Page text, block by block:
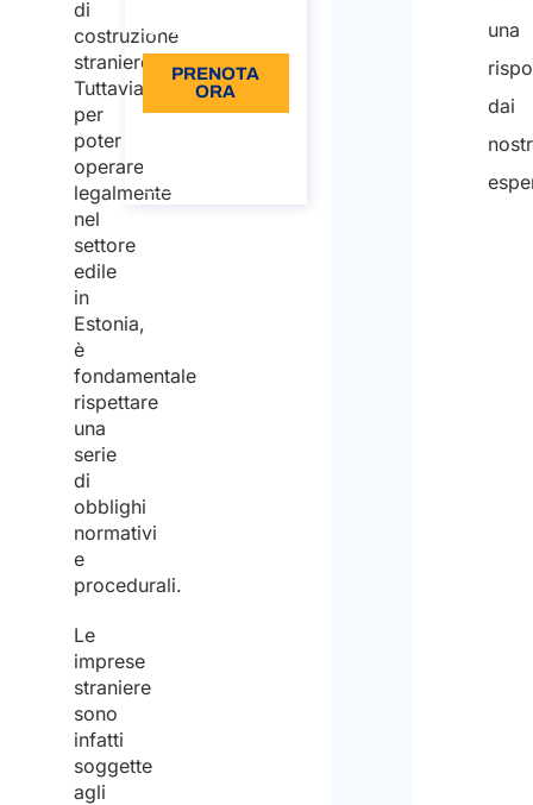
di
costruzione
straniere.
Tuttavia,
per
poter
operare
legalmente
nel
settore
edile
in
Estonia,
è
fondamentale
rispettare
una
serie
di
obblighi
normativi
e
procedurali.
Le
imprese
straniere
sono
infatti
soggette
agli
Lingua: IT
PRENOTA
ORA
una
dai